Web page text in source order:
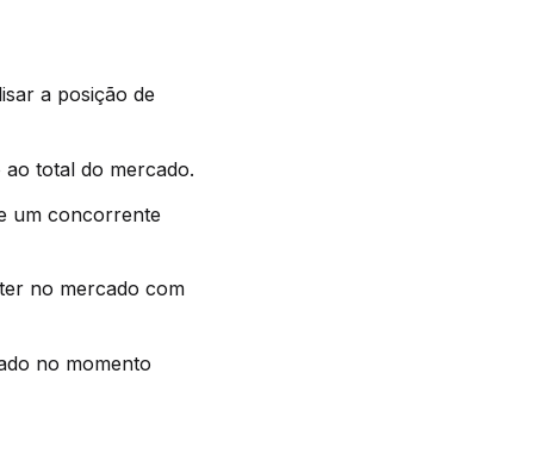
a posição de
total do mercado.
um concorrente
no mercado com
no momento